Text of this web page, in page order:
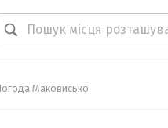
Маковисько